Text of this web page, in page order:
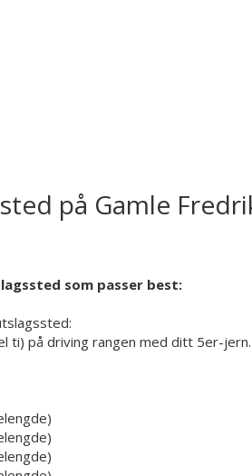
på Gamle
som passer best:
ti) på driving rangen med ditt 5er-